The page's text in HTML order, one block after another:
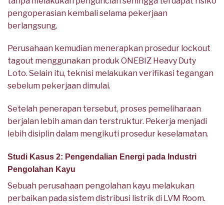
pengoperasian kembali selama pekerjaan
berlangsung.
Perusahaan kemudian menerapkan prosedur lockout
tagout menggunakan produk ONEBIZ Heavy Duty
Loto. Selain itu, teknisi melakukan verifikasi tegangan
sebelum pekerjaan dimulai.
Setelah penerapan tersebut, proses pemeliharaan
berjalan lebih aman dan terstruktur. Pekerja menjadi
lebih disiplin dalam mengikuti prosedur keselamatan.
Studi Kasus 2: Pengendalian Energi pada Industri
Pengolahan Kayu
Sebuah perusahaan pengolahan kayu melakukan
perbaikan pada sistem distribusi listrik di LVM Room.